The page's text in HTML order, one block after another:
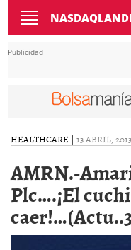
Toggle
navigation
Publicidad
HEALTHCARE | 13 ABRIL, 2013
AMRN.-
Plc….¡El